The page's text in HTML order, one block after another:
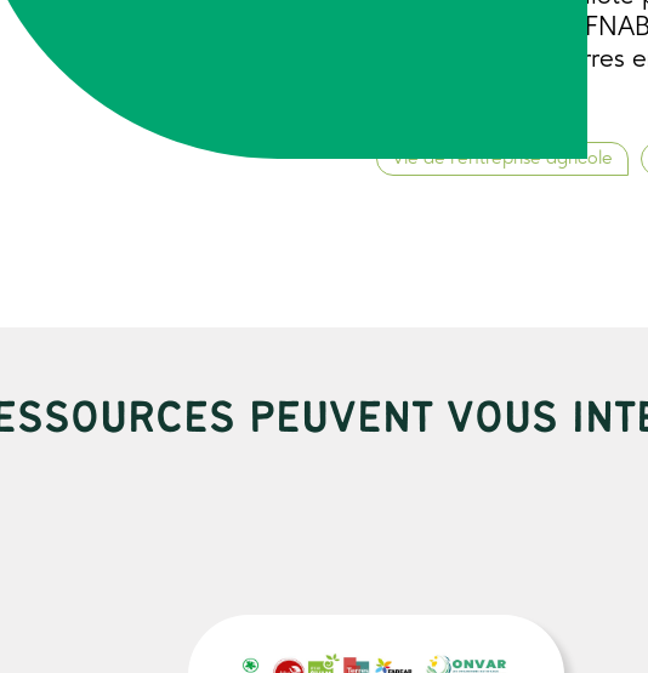
étaient : FADEAR,
réseau CIVAM, Terres
Vie de l’entreprise agricole
PEUVENT VOUS